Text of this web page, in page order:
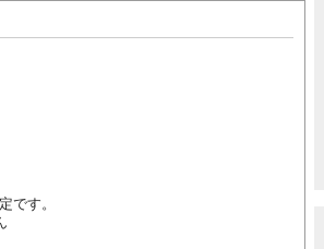
です。